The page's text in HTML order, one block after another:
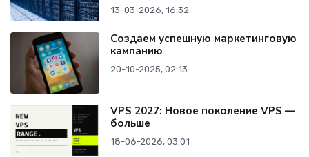
13-03-2026, 16:32
Создаем успешную маркетинговую
кампанию
20-10-2025, 02:13
VPS 2027: Новое поколение VPS —
больше
18-06-2026, 03:01